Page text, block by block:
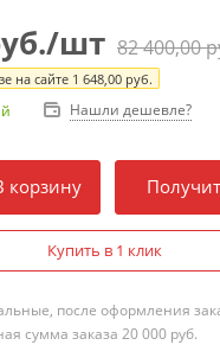
/шт 82 400,00
на сайте 1 648,00 руб.
Нашли дешевле?
корзину
Купить в 1 клик
после оформления
сумма заказа 20 000 руб.